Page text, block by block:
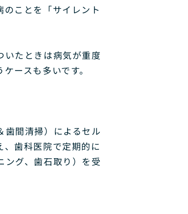
ことを「サイレント
いたときは病気が重度
ースも多いです。
歯間清掃）によるセル
歯科医院で定期的に
ング、歯石取り）を受